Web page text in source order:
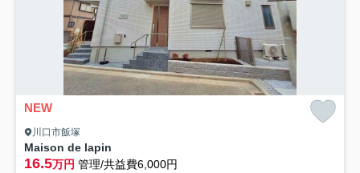
NEW
川口市飯塚
Maison de lapin
16.5万円 管理/共益費6,000円